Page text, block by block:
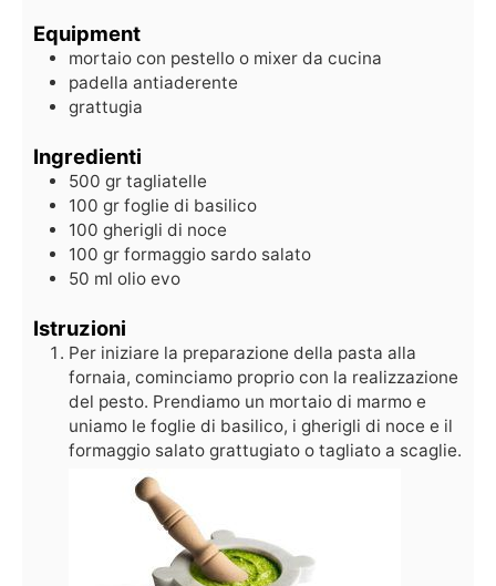
Equipment
mortaio con pestello o mixer da cucina
padella antiaderente
grattugia
Ingredienti
500 gr tagliatelle
100 gr foglie di basilico
100 gherigli di noce
100 gr formaggio sardo salato
50 ml olio evo
Istruzioni
Per iniziare la preparazione della pasta alla
fornaia, cominciamo proprio con la realizzazione
del pesto. Prendiamo un mortaio di marmo e
uniamo le foglie di basilico, i gherigli di noce e il
formaggio salato grattugiato o tagliato a scaglie.